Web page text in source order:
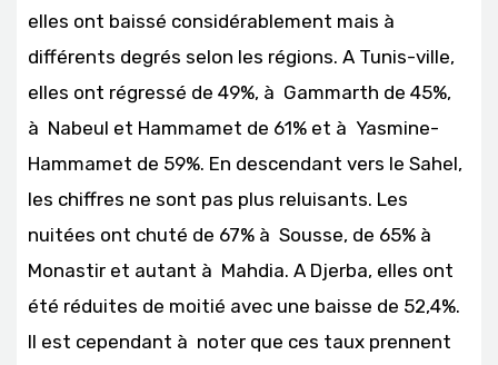
elles ont baissé considérablement mais à
différents degrés selon les régions. A Tunis-ville,
elles ont régressé de 49%, à Gammarth de 45%,
à Nabeul et Hammamet de 61% et à Yasmine-
Hammamet de 59%. En descendant vers le Sahel,
les chiffres ne sont pas plus reluisants. Les
nuitées ont chuté de 67% à Sousse, de 65% à
Monastir et autant à Mahdia. A Djerba, elles ont
été réduites de moitié avec une baisse de 52,4%.
Il est cependant à noter que ces taux prennent